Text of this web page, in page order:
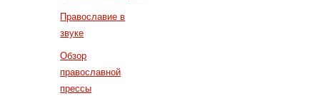
Православие в
звуке
Обзор
православной
прессы